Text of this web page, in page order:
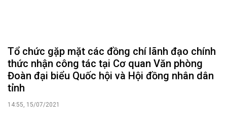
Tổ chức gặp mặt các đồng chí lãnh đạo chính
thức nhận công tác tại Cơ quan Văn phòng
Đoàn đại biểu Quốc hội và Hội đồng nhân dân
tỉnh
14:55, 15/07/2021